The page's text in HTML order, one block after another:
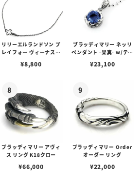
リリーエルランドソン プ
レイフォー ヴィーナスチ
¥8,800
ブラッディマリー ネッリ
ペンダント -果実- w/ティ
¥23,100
ブラッディマリー アヴィ
ス リング K18クロー
¥66,000
ブラッディマリー Order
オーダー リング
¥22,000